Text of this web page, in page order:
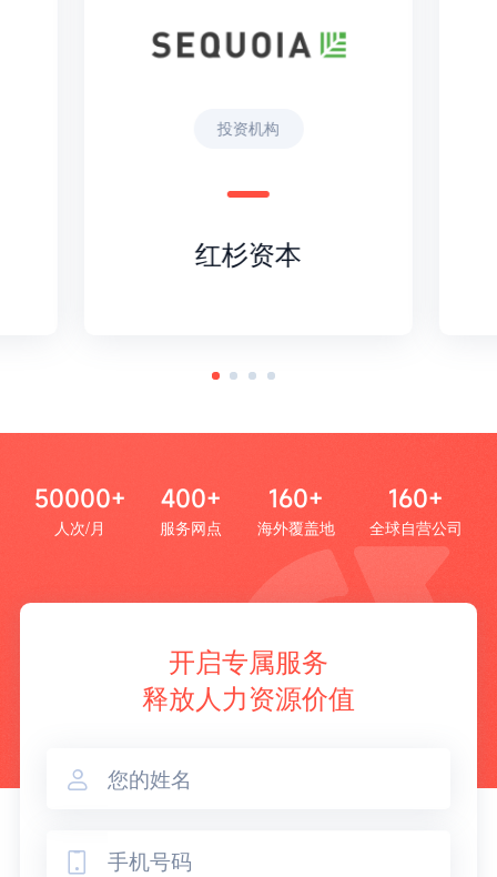
投资机构
红杉资本
50000+
人次/月
400+
服务网点
160+
海外覆盖地
160+
全球自营公司
开启专属服务
释放人力资源价值

